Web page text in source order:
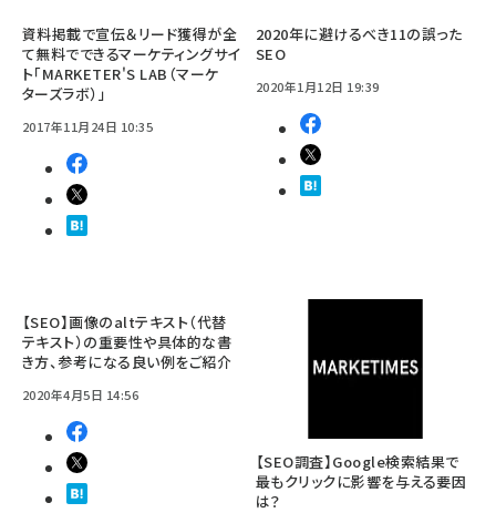
資料掲載で宣伝＆リード獲得が全
て無料でできるマーケティングサイ
ト「MARKETER'S LAB（マーケ
ターズラボ）」
2017年11月24日 10:35
2020年に避けるべき11の誤った
SEO
2020年1月12日 19:39
【SEO】画像のaltテキスト（代替
テキスト）の重要性や具体的な書
き方、参考になる良い例をご紹介
2020年4月5日 14:56
【SEO調査】Google検索結果で
最もクリックに影響を与える要因
は？